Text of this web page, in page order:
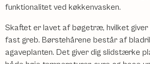
funktionalitet ved køkkenvasken.
Skaftet er lavet af bøgetræ, hvilket giver
fast greb. Børstehårene består af
agaveplanten. Det giver dig slidstærke